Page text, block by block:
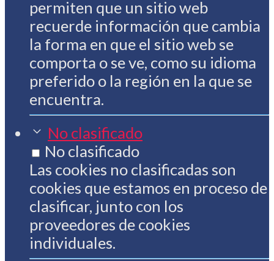
permiten que un sitio web
recuerde información que cambia
la forma en que el sitio web se
comporta o se ve, como su idioma
preferido o la región en la que se
encuentra.
No clasificado
No clasificado
Las cookies no clasificadas son
cookies que estamos en proceso de
clasificar, junto con los
proveedores de cookies
individuales.